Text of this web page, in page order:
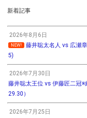
新着記事
2026年8月6日
NEW!
藤井聡太名人 vs 広瀬
5)
2026年7月30日
藤井聡太王位 vs 伊藤匠二冠
29.30）
2026年7月25日